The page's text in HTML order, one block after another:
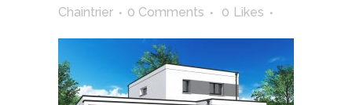
Chaintrier
0 Comments 0 Likes